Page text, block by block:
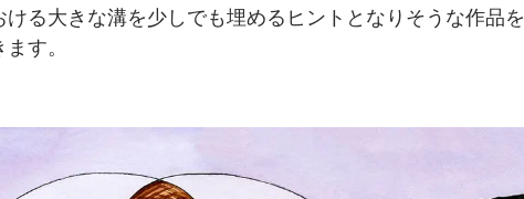
ける大きな溝を少しでも埋める ヒントとなりそうな作品を
す。